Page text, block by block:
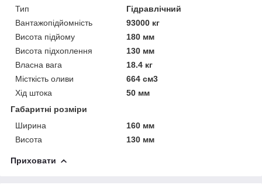
Тип
Гідравлічний
Вантажопідйомність
93000 кг
Висота підйому
180 мм
Висота підхоплення
130 мм
Власна вага
18.4 кг
Місткість оливи
664 см3
Хід штока
50 мм
Габаритні розміри
Ширина
160 мм
Висота
130 мм
Приховати